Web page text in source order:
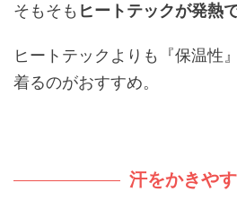
そもそも ヒートテックが発熱
ヒートテックよりも『保温性
着るのがおすすめ。
汗をかきや